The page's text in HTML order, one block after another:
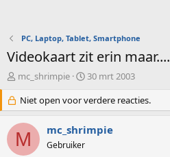
PC, Laptop, Tablet, Smartphone
Videokaart zit erin maar....
O
d
e
r
w
e
mc_shrimpie
S
a
r
d
30 mrt 2003
Niet open voor verdere reacties.
M mc_shrimpie
Gebruiker